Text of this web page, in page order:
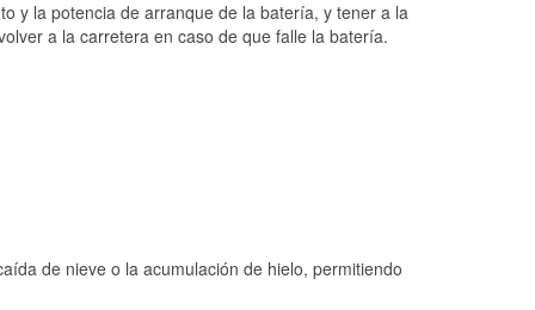
y la potencia de arranque de la batería, y tener a la
a la carretera en caso de que falle la batería.
de nieve o la acumulación de hielo, permitiendo